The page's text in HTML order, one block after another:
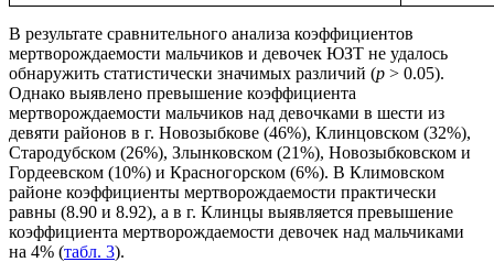
В результате сравнительного анализа коэффициентов
мертворождаемости мальчиков и девочек ЮЗТ не удалось
обнаружить статистически значимых различий (р > 0.05).
Однако выявлено превышение коэффициента
мертворождаемости мальчиков над девочками в шести из
девяти районов в г. Новозыбкове (46%), Клинцовском (32%),
Стародубском (26%), Злынковском (21%), Новозыбковском и
Гордеевском (10%) и Красногорском (6%). В Климовском
районе коэффициенты мертворождаемости практически
равны (8.90 и 8.92), а в г. Клинцы выявляется превышение
коэффициента мертворождаемости девочек над мальчиками
на 4% (табл. 3).